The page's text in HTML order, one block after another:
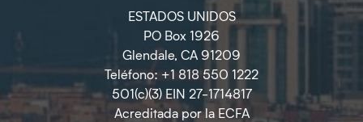
ESTADOS UNIDOS
PO Box 1926
Glendale, CA 91209
Teléfono: +1 818 550 1222
501(c)(3) EIN 27-1714817
Acreditada por la ECFA